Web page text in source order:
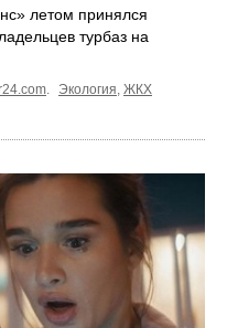
летом принялся
турбаз на
. Экология, ЖКХ